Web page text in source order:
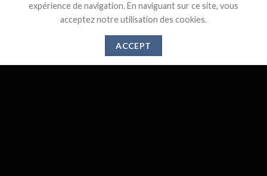
expérience de navigation. En naviguant sur ce site, vous
acceptez notre utilisation des cookies.
ACCEPT